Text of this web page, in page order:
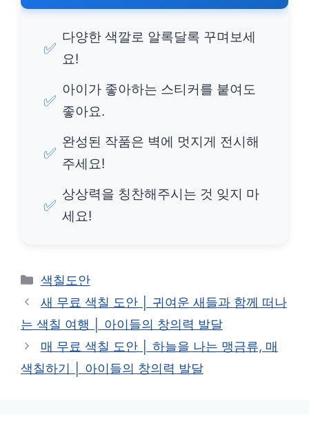
✅
다양한 색깔로 알록달록 꾸며보세
요!
✅
아이가 좋아하는 스티커를 붙여도
좋아요.
✅
완성된 작품은 벽에 멋지게 전시해
주세요!
✅
상상력을 칭찬해주시는 것 잊지 마
세요!
카
테
리
색칠도안
새 무료 색칠 도안 │ 귀여운 새들과 함께 떠나
는 색칠 여행 │ 아이들의 창의력 발달
매 무료 색칠 도안 │ 하늘을 나는 맹금류, 매
색칠하기 │ 아이들의 창의력 발달